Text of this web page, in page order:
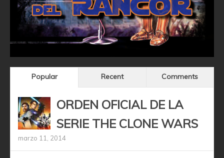
Popular Recent Comments
ORDEN OFICIAL DE LA
SERIE THE CLONE WARS
marzo 11, 2014